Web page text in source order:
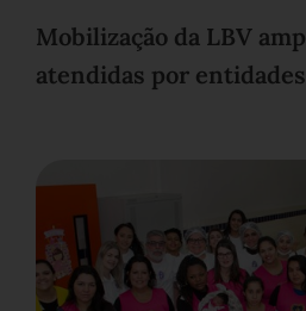
Mobilização da LBV
atendidas por